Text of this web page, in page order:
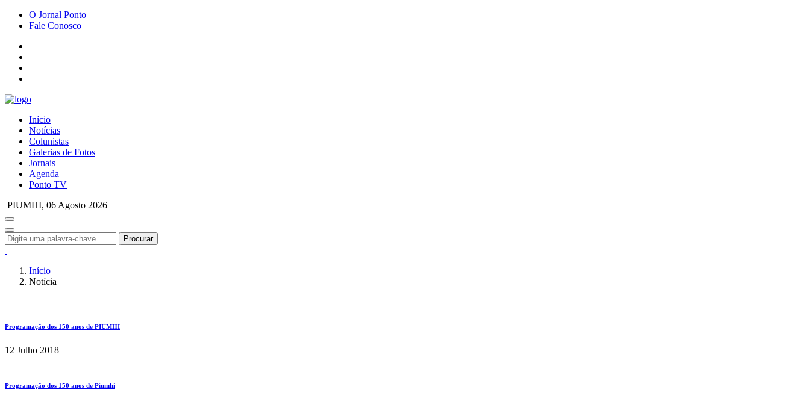
O Jornal Ponto
Fale Conosco
Início
Notícias
Colunistas
Galerias de Fotos
Jornais
Agenda
Ponto TV
PIUMHI, 06 Agosto 2026
Procurar
Início
Notícia
Programação dos 150 anos de PIUMHI
12 Julho 2018
Programação dos 150 anos de Piumhi